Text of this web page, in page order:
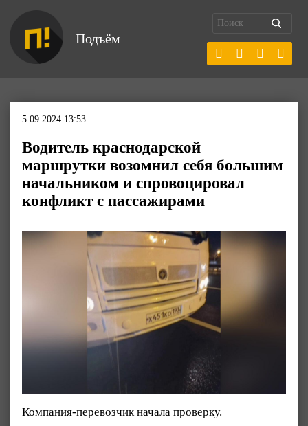
Подъём
5.09.2024 13:53
Водитель краснодарской
маршрутки возомнил себя большим
начальником и спровоцировал
конфликт с пассажирами
Компания-перевозчик начала проверку.